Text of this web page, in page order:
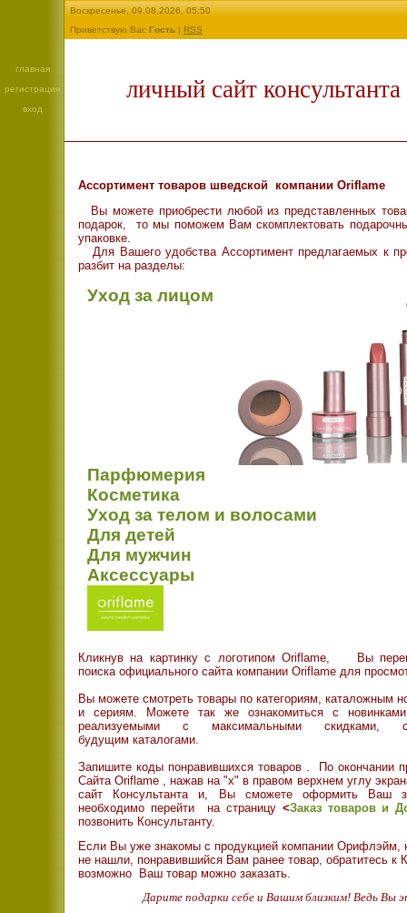
главная
регистрация
вход
Воскресенье, 09.08.2026, 05:50
Приветствую Вас Гость | RSS
личный сайт
Ассортимент товаров шведской компании Oriflame
Вы можете приобрести любой из представленных
подарок,
то мы поможем Вам скомплектовать
упаковке.
Для Вашего удобства Ассортимент предлагаемых к
разбит на разделы:
Уход за лицом
Парфюмерия
Косметика
Уход за телом и волосами
Для детей
Для мужчин
Аксессуары
Кликнув на картинку с логотипом Oriflame,
Вы
поиска официального сайта компании Oriflame для
Вы можете смотреть товары по категориям, каталожным
и сериям. Можете так же ознакомиться с
реализуемыми с максимальными
будущим каталогами.
Запишите коды понравившихся товаров .
По окончании
Сайта Oriflame , нажав на "х" в правом верхнем углу
сайт Консультанта и, Вы сможете оформить Ваш
необходимо перейти на страницу <Заказ товаров и
позвонить Консультанту.
Если Вы уже знакомы с продукцией компании Орифлэйм,
не нашли, понравившийся Вам ранее товар, обратитесь к
возможно Ваш товар можно заказать.
Дарите подарки себе и Вашим близким! Ведь Вы